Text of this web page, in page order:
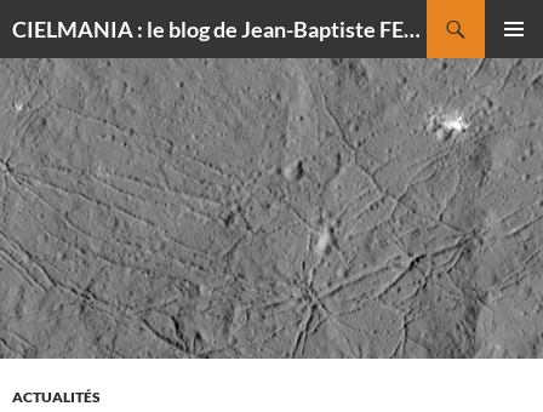
CIELMANIA : le blog de Jean-Baptiste FELDMANN, photographe du ciel
MENU
AU
CONTENU
ACTUALITÉS